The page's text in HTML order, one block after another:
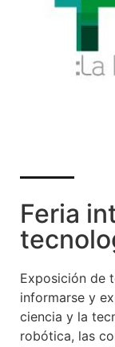
Feria
Exposición de
informarse y
ciencia y la
robótica, las